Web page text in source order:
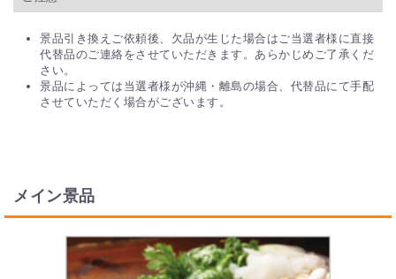
景品引き換えご依頼後、欠品が生じた場合はご当選者様に直接
代替品のご連絡をさせていただきます。あらかじめご了承くだ
さい。
景品によっては当選者様が沖縄・離島の場合、代替品にて手配
させていただく場合がございます。
メイン景品